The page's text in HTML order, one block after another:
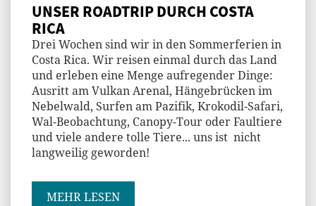
UNSER ROADTRIP DURCH COSTA
RICA
Drei Wochen sind wir in den Sommerferien in
Costa Rica. Wir reisen einmal durch das Land
und erleben eine Menge aufregender Dinge:
Ausritt am Vulkan Arenal, Hängebrücken im
Nebelwald, Surfen am Pazifik, Krokodil-Safari,
Wal-Beobachtung, Canopy-Tour oder Faultiere
und viele andere tolle Tiere... uns ist nicht
langweilig geworden!
MEHR LESEN